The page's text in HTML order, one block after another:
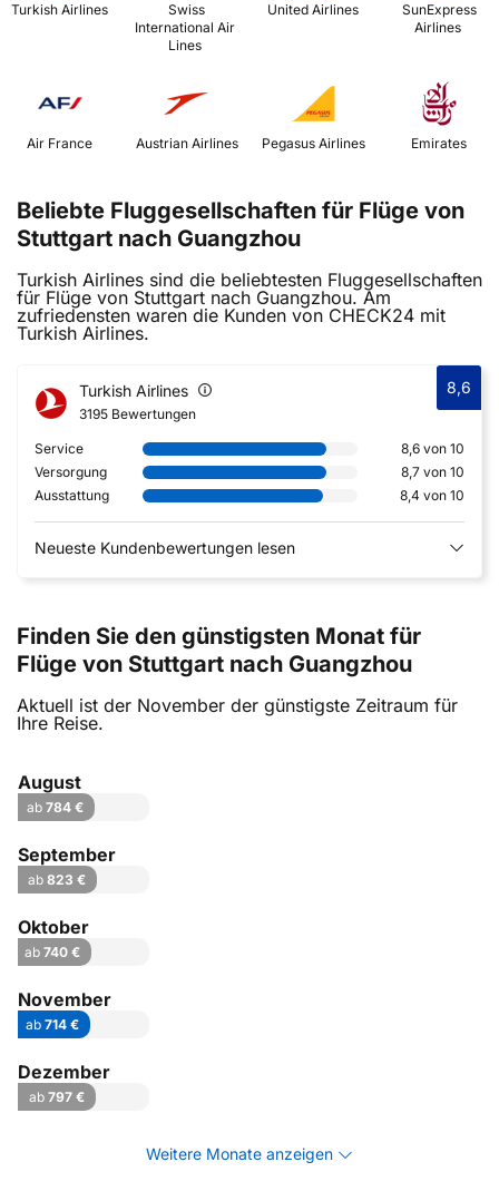
Turkish Airlines
International Air
Lines
United Airlines
Airlines
Air France Austrian Airlines Emirates
Beliebte Fluggesellschaften für Flüge von
Stuttgart nach Guangzhou
Turkish Airlines sind die beliebtesten Fluggesellschaften
für Flüge von Stuttgart nach Guangzhou. Am
zufriedensten waren die Kunden von CHECK24 mit
Turkish Airlines.
Turkish Airlines
3195 Bewertungen
8,6
Service
8,6 von 10
Versorgung
8,7 von 10
Ausstattung
8,4 von 10
Neueste Kundenbewertungen lesen
Finden Sie den günstigsten Monat für
Flüge von Stuttgart nach Guangzhou
Aktuell ist der November der günstigste Zeitraum für
Ihre Reise.
August
ab 784 €
September
ab823 €
Oktober
ab740 €
November
ab 714 €
Dezember
ab 797 €
Weitere Monate anzeigen